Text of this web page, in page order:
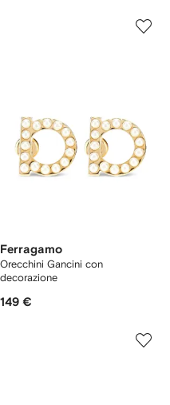
Ferragamo
Orecchini Gancini con
decorazione
149 €